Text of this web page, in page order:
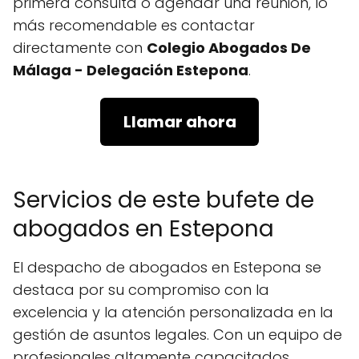
más recomendable es contactar
directamente con Colegio Abogados De
Málaga - Delegación Estepona.
Llamar ahora
Servicios de este bufete de
abogados en Estepona
El despacho de abogados en Estepona se
destaca por su compromiso con la
excelencia y la atención personalizada en la
gestión de asuntos legales. Con un equipo de